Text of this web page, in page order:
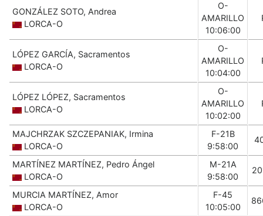
GONZÁLEZ SOTO, Andrea
LORCA-O
O-
AMARILLO
10:06:00
LÓPEZ GARCÍA, Sacramentos
LORCA-O
O-
AMARILLO
10:04:00
LÓPEZ LÓPEZ, Sacramentos
LORCA-O
O-
AMARILLO
10:02:00
MAJCHRZAK SZCZEPANIAK, Irmina
LORCA-O
F-21B
9:58:00
MARTÍNEZ MARTÍNEZ, Pedro Ángel
LORCA-O
M-21A
9:58:00
MURCIA MARTÍNEZ, Amor
LORCA-O
F-45
10:05:00